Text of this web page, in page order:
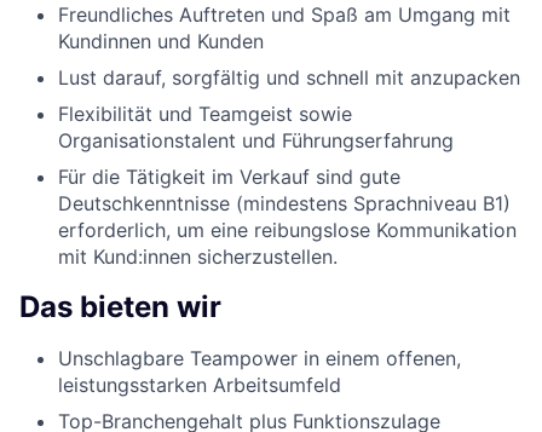
Freundliches Auftreten und Spaß am Umgang mit
Kundinnen und Kunden
Lust darauf, sorgfältig und schnell mit anzupacken
Flexibilität und Teamgeist sowie
Organisationstalent und Führungserfahrung
Für die Tätigkeit im Verkauf sind gute
Deutschkenntnisse (mindestens Sprachniveau B1)
erforderlich, um eine reibungslose Kommunikation
mit Kund:innen sicherzustellen.
Das bieten wir
Unschlagbare Teampower in einem offenen,
leistungsstarken Arbeitsumfeld
Top-Branchengehalt plus Funktionszulage